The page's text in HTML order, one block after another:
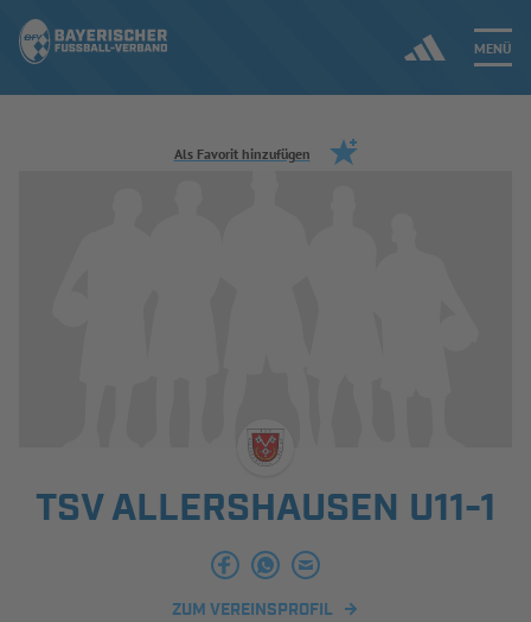
MENÜ
Jetzt einloggen
INFOTHEK SPIELPLUS
Als Favorit hinzufügen
TSV ALLERSHAUSEN U11-1
ZUM VEREINSPROFIL